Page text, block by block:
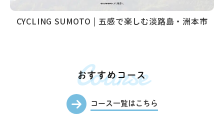
CYCLING SUMOTO | 五感で楽しむ淡路島・洲本市
おすすめコース
Course
コース一覧はこちら